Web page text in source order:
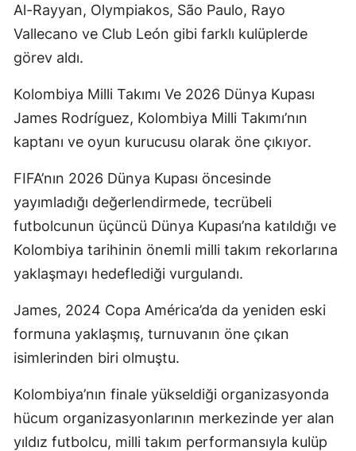
Al-Rayyan, Olympiakos, São Paulo, Rayo
Vallecano ve Club León gibi farklı kulüplerde
görev aldı.
Kolombiya Milli Takımı Ve 2026 Dünya Kupası
James Rodríguez, Kolombiya Milli Takımı’nın
kaptanı ve oyun kurucusu olarak öne çıkıyor.
FIFA’nın 2026 Dünya Kupası öncesinde
yayımladığı değerlendirmede, tecrübeli
futbolcunun üçüncü Dünya Kupası’na katıldığı ve
Kolombiya tarihinin önemli milli takım rekorlarına
yaklaşmayı hedeflediği vurgulandı.
James, 2024 Copa América’da da yeniden eski
formuna yaklaşmış, turnuvanın öne çıkan
isimlerinden biri olmuştu.
Kolombiya’nın finale yükseldiği organizasyonda
hücum organizasyonlarının merkezinde yer alan
yıldız futbolcu, milli takım performansıyla kulüp